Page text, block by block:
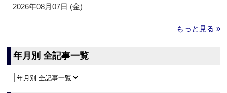
2026年08月07日 (金)
もっと見る »
年月別 全記事一覧